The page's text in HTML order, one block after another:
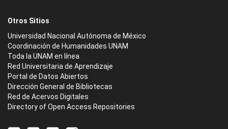
Otros Sitios
Universidad Nacional Autónoma de México
Coordinación de Humanidades UNAM
Toda la UNAM en línea
Red Universitaria de Aprendizaje
Portal de Datos Abiertos
Dirección General de Bibliotecas
Red de Acervos Digitales
Directory of Open Access Repositories